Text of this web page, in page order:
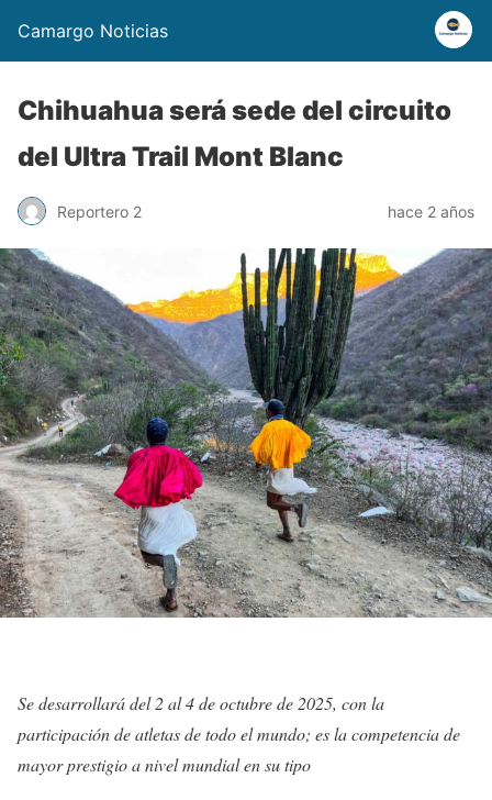
Camargo Noticias
Chihuahua será sede del circuito
del Ultra Trail Mont Blanc
Reportero 2 hace 2 años
Se desarrollará del 2 al 4 de octubre de 2025, con la
participación de atletas de todo el mundo; es la competencia de
mayor prestigio a nivel mundial en su tipo